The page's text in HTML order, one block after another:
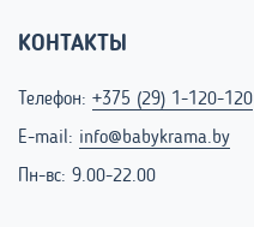
КОНТАКТЫ
Телефон: +375 (29) 1-120-120
E-mail: info@babykrama.by
Пн-вс: 9.00-22.00